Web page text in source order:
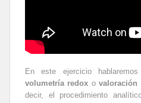
En este ejercicio
volumetría redox ovaloración
decir, el procedimiento